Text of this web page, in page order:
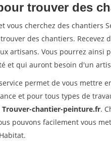
trouver des
vous cherchez des chantiers
des chantiers.
artisans. Vous pourrez ainsi
et qui auront besoin d'un
permet de vous mettre
et pour tous types de
Trouver-chantier-peinture.fr.
pouvons facilement vous